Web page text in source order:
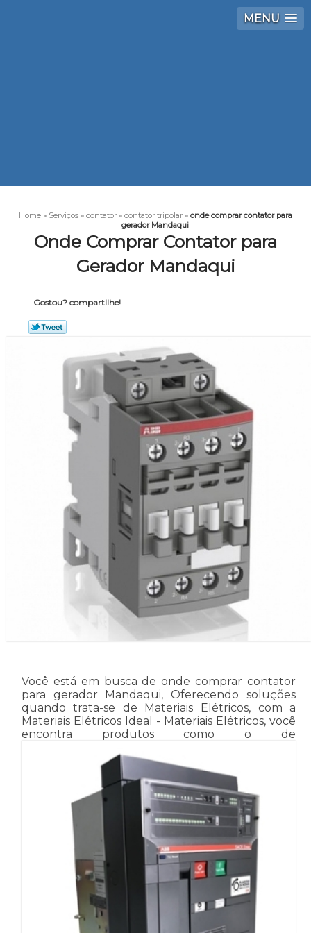
MENU
Home » Serviços » contator » contator tripolar » onde comprar contator para
gerador Mandaqui
Onde Comprar Contator para
Gerador Mandaqui
Gostou? compartilhe!
Você está em busca de onde comprar contator
para gerador Mandaqui, Oferecendo soluções
quando trata-se de Materiais Elétricos, com a
Materiais Elétricos Ideal - Materiais Elétricos, você
encontra produtos como o de